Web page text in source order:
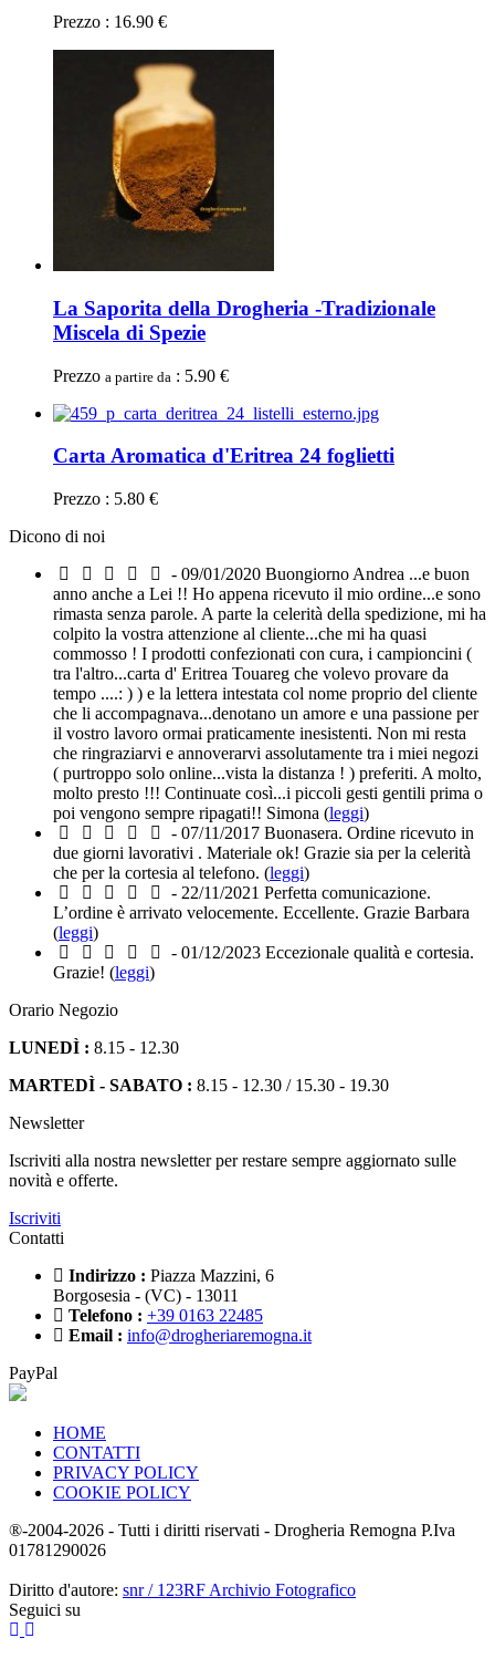
Prezzo : 16.90 €
La Saporita della Drogheria -Tradizionale
Miscela di Spezie
Prezzo a partire da : 5.90 €
Carta Aromatica d'Eritrea 24 foglietti
Prezzo : 5.80 €
Dicono di noi
- 09/01/2020 Buongiorno Andrea ...e buon
anno anche a Lei !! Ho appena ricevuto il mio ordine...e sono
rimasta senza parole. A parte la celerità della spedizione, mi ha
colpito la vostra attenzione al cliente...che mi ha quasi
commosso ! I prodotti confezionati con cura, i campioncini (
tra l'altro...carta d' Eritrea Touareg che volevo provare da
tempo ....: ) ) e la lettera intestata col nome proprio del cliente
che li accompagnava...denotano un amore e una passione per
il vostro lavoro ormai praticamente inesistenti. Non mi resta
che ringraziarvi e annoverarvi assolutamente tra i miei negozi
( purtroppo solo online...vista la distanza ! ) preferiti. A molto,
molto presto !!! Continuate così...i piccoli gesti gentili prima o
poi vengono sempre ripagati!! Simona (leggi)
- 07/11/2017 Buonasera. Ordine ricevuto in
due giorni lavorativi . Materiale ok! Grazie sia per la celerità
che per la cortesia al telefono. (leggi)
- 22/11/2021 Perfetta comunicazione.
L’ordine è arrivato velocemente. Eccellente. Grazie Barbara
(leggi)
- 01/12/2023 Eccezionale qualità e cortesia.
Grazie! (leggi)
Orario Negozio
LUNEDÌ : 8.15 - 12.30
MARTEDÌ - SABATO : 8.15 - 12.30 / 15.30 - 19.30
Newsletter
Iscriviti alla nostra newsletter per restare sempre aggiornato sulle
novità e offerte.
Iscriviti
Contatti
Indirizzo : Piazza Mazzini, 6
Borgosesia - (VC) - 13011
Telefono : +39 0163 22485
Email : info@drogheriaremogna.it
PayPal
HOME
CONTATTI
PRIVACY POLICY
COOKIE POLICY
®-2004-2026 - Tutti i diritti riservati - Drogheria Remogna P.Iva
01781290026
Diritto d'autore: snr / 123RF Archivio Fotografico
Seguici su